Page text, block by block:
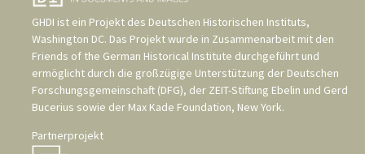
GHDI ist ein Projekt des Deutschen Historischen Instituts,
Washington DC. Das Projekt wurde in Zusammenarbeit mit den
Friends of the German Historical Institute durchgeführt und
ermöglicht durch die großzügige Unterstützung der Deutschen
Forschungsgemeinschaft (DFG), der ZEIT-Stiftung Ebelin und Gerd
Bucerius sowie der Max Kade Foundation, New York.
Partnerprojekt